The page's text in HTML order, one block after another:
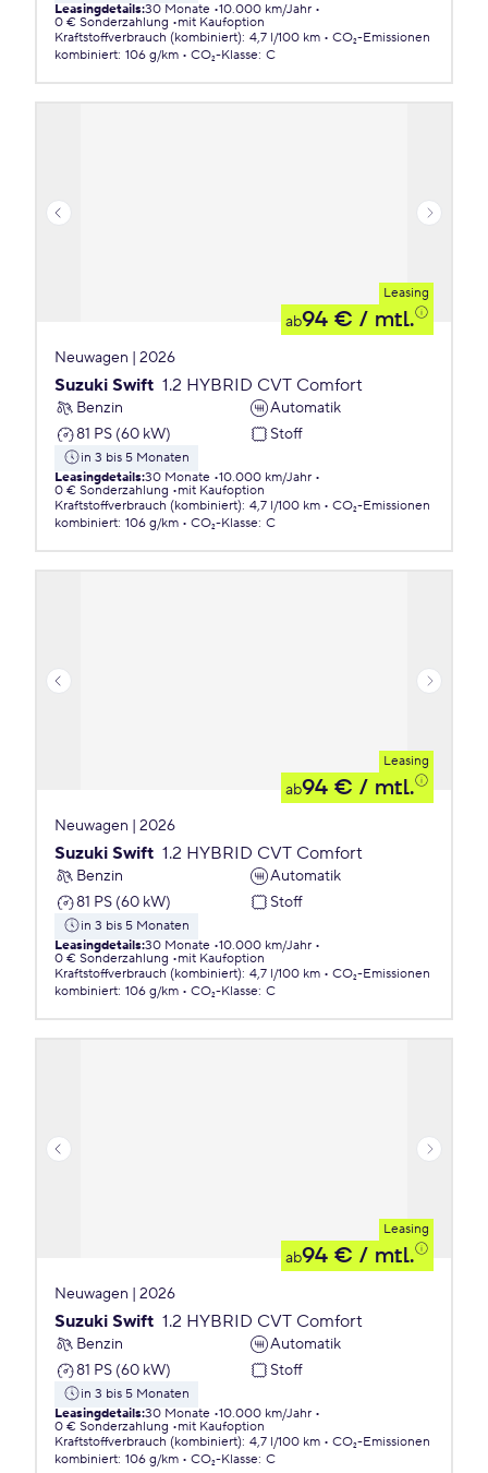
Leasingdetails:30 Monate 10.000 km/Jahr
0 € Sonderzahlung
mit Kaufoption
Kraftstoffverbrauch (kombiniert): 4,7 l/100 km
CO₂-Emissionen
kombiniert: 106 g/km CO₂-Klasse: C
Leasing
ab94 € / mtl.
Neuwagen | 2026
Suzuki Swift 1.2 HYBRID CVT Comfort
Benzin
Automatik
81 PS (60 kW)
Stoff
in 3 bis 5 Monaten
Leasingdetails:30 Monate 10.000 km/Jahr
0 € Sonderzahlung
mit Kaufoption
Kraftstoffverbrauch (kombiniert): 4,7 l/100 km
CO₂-Emissionen
kombiniert: 106 g/km CO₂-Klasse: C
Leasing
ab94 € / mtl.
Neuwagen | 2026
Suzuki Swift 1.2 HYBRID CVT Comfort
Benzin
Automatik
81 PS (60 kW)
Stoff
in 3 bis 5 Monaten
Leasingdetails:30 Monate 10.000 km/Jahr
0 € Sonderzahlung
mit Kaufoption
Kraftstoffverbrauch (kombiniert): 4,7 l/100 km
CO₂-Emissionen
kombiniert: 106 g/km CO₂-Klasse: C
Leasing
ab94 € / mtl.
Neuwagen | 2026
Suzuki Swift 1.2 HYBRID CVT Comfort
Benzin
Automatik
81 PS (60 kW)
Stoff
in 3 bis 5 Monaten
Leasingdetails:30 Monate 10.000 km/Jahr
0 € Sonderzahlung
mit Kaufoption
Kraftstoffverbrauch (kombiniert): 4,7 l/100 km
CO₂-Emissionen
kombiniert: 106 g/km CO₂-Klasse: C